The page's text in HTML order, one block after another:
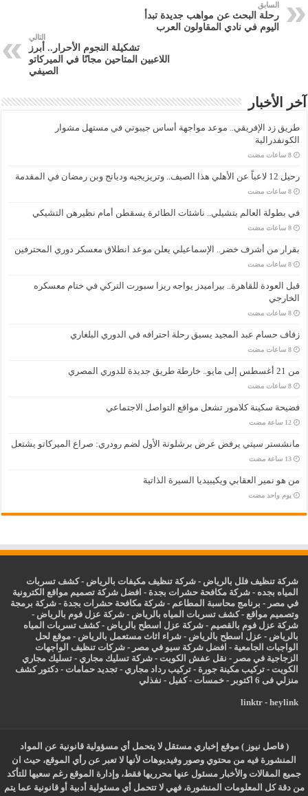
السابق
رحلة البحث عن مواهب جديدة تبدأ
اليوم في نادي المقاولون العرب
التالي
تشكيلة النجوم الأحرار.. أبرز
اللاعبين المتاحين مجانًا في الميركاتو
الصيفي
آخر الأخبار
طريق زد الإفريقي.. موعد مواجهة أساس جيبوتي في مستهل مشوار
الكونفدرالية
‏8 ساعات مضت
رحيل 12 لاعباً عن الأهلي هذا الصيف.. وتريزيجيه وديانج وبن رمضان في المقدمة
‏8 ساعات مضت
في بطولة العالم بتشيلي.. ناشئات الطائرة يسقطن أمام نظيرهن التشيكي
‏8 ساعات مضت
بقرار من أشرف خضر.. الإسماعيلي يعلن موعد انطلاق معسكر دوري المحترفين
‏8 ساعات مضت
قبل العودة للقاهرة.. بيراميدز يواجه ريزا سبورت التركي في ختام معسكره
الخارجي
‏8 ساعات مضت
زفاف حسام عبد المجيد يسبق رحلة احترافه في الدوري البلغاري
‏8 ساعات مضت
من 21 أغسطس إلى مايو.. خارطة طريق جديدة للدوري المصري
‏8 ساعات مضت
فضيحة سكينة كلامور تشعل مواقع التواصل الاجتماعي
‏12 ساعة مضت
مانشستر سيتي يرفض عرض برشلونة الأول لضم رودري: صراع الميركاتو يشتعل
‏13 ساعة مضت
من هو نمير العقابي ويكيبيديا السيرة الذاتية
‏يوم واحد مضت
شركة تنظيف فلل بالرياض -شركة تنظيف مكيفات بالرياض -كشف تسربات
المياه بجده -شركة مكافحة حشرات بجدة - افضل شركة تصميم مواقع الكترونية
في مصر - برنامج محاسبة المطاعم -شركة مكافحة حشرات بجدة -شركة برمجة
وتصميم مواقع -كشف تسربات المياه بالرياض -شركة عزل فوم بالرياض -
شركة عزل فوم بالقصيم -شركة عزل اسطح بالرياض -كشف تسربات المياه
بالرياض - عزل اسطح بالرياض -شراء اثاث مستعمل بالرياض - موقع لحل
الواجبات الجامعية - افضل شركة سيو في مصر -شركات تنظيف الواجهات
الزجاجية في مصر - نقل عفش الكويت -شركة تسليك مجاري -تسليك مجاري
الكويت -تركيب مكينة جورة -تركيب رداد مجاري -تجديد حمامات -دكتور كشف
منزلي فى 6 اكتوبر
-خمسات -كفيل - نفذلي
linktr- heylink
( فاصل نيوز ) موقع إخباري مستقل لا يتحمل أي مسؤولية قانونية عن المواد
المنشورة فيه من محتوي وصور وفيديوهات لأنها لا تعبر عن رأي الموقع، حيث ان
جميع المقالات والأخبار مسئول عنها محرريها فقط، وإدارة الموقع رغم سعيها للتأكد
من دقة كل المعلومات المنشورة، فهي لا تتحمل أي مسئولية أدبية أو قانونية عما يتم